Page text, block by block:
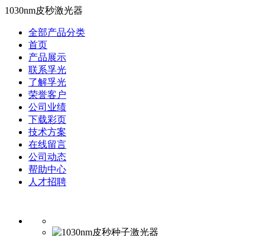
1030nm皮秒激光器
全部产品分类
首页
产品展示
联系孚光
了解孚光
荣誉客户
公司业绩
下载彩页
技术方案
在线留言
公司动态
帮助中心
人才招聘